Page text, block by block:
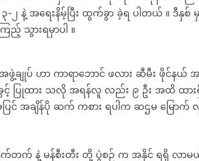
၃-၂ နဲ့ အရေးနိမ့်ပြီး ထွက်ခွာ ခဲ့ရ ပါတယ် ။ ဒီ
ည့် သွားရမှာပါ ။
ဖွဲ့ချုပ် ဟာ ကာရာဘောင် ဖလား ဆီမီး ဖိုင်နယ်
ပြုထား သလို အရန်လူ လည်း ၉ ဦး အထိ ထားရှိ နို
ပြင် အချိန်ပို ဆက် ကစား ရပါက ဆဌမ မြောက်
တက် နဲ့ မန်စီးတီး တို့ ပွဲစဉ် က အနိုင် ရရှိ လာမ